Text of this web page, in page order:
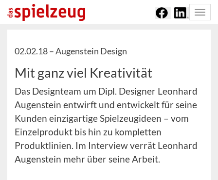
02.02.18 –Augenstein Design
Mit ganz viel Kreativität
Das Designteam um Dipl. Designer Leonhard
Augenstein entwirft und entwickelt für seine
Kunden einzigartige Spielzeugideen – vom
Einzelprodukt bis hin zu kompletten
Produktlinien. Im Interview verrät Leonhard
Augenstein mehr über seine Arbeit.